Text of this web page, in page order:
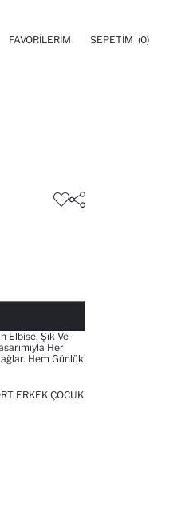
FAVORILERIM SEPETIM (0)
Elbise, Şık Ve
Her
Hem Günlük
ERKEK ÇOCUK